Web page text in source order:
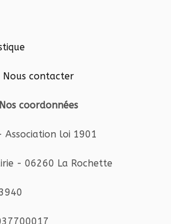
Nous contacter
Nos coordonnées
Association loi 1901
- 06260 La Rochette